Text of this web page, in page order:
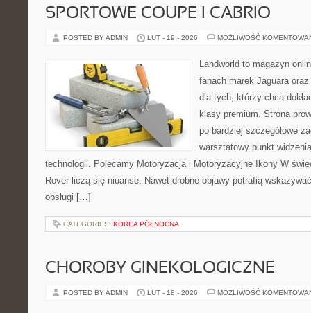
SPORTOWE COUPE I CABRIO
POSTED BY ADMIN LUT - 19 - 2026 MOŻLIWOŚĆ
Landworld to magazyn
fanach marek Jaguara
dla tych, którzy chcą
klasy premium. Strona
po bardziej szczegółowe
warsztatowy punkt
technologii. Polecamy Motoryzacja i Motoryzacyjne Ikony W
Rover liczą się niuanse. Nawet drobne objawy potrafią
obsługi […]
CATEGORIES: KOREA PÓŁNOCNA
CHOROBY GINEKOLOGICZNE
POSTED BY ADMIN LUT - 18 - 2026 MOŻLIWOŚĆ